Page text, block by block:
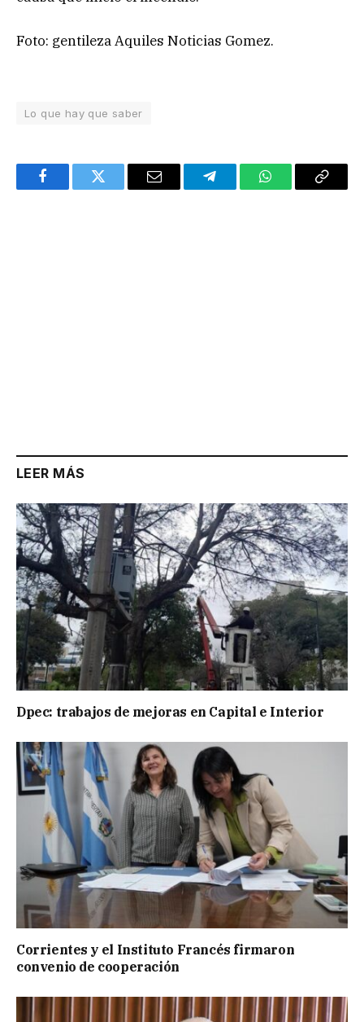
Foto: gentileza Aquiles Noticias Gomez.
Lo que hay que saber
FacebookTwitter Email TelegramWhatsAppCopy
LEER MÁS
Dpec: trabajos de mejoras en Capital e Interior
Corrientes y el Instituto Francés firmaron
convenio de cooperación